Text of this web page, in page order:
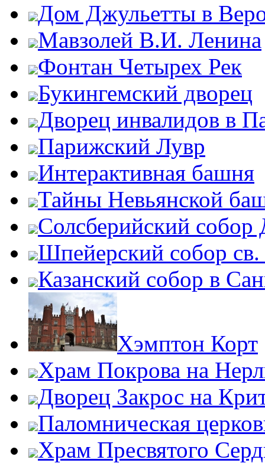
Дом Джульетты в
Мавзолей В.И. Ленина
Фонтан Четырех Рек
Букингемский дворец
Дворец инвалидов в
Парижский Лувр
Интерактивная башня
Тайны Невьянской
Солсберийский
Шпейерский собор
Казанский собор в
Хэмптон Корт
Храм Покрова на
Дворец Закрос на
Паломническая
Храм Пресвятого